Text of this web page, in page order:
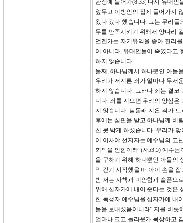
관정에 들어가(8:33) 다시 유대인
앞두고 이방인의 집에 들어가지
왔다 갔다 했습니다. 그는 무리들
두를 만족시키기 위해서 양다리
언젠가는 자기유익을 좇아 진리
이 아니라, 유대인들이 죽였다고
하지 않습니다.
둘째, 하나님께서 하나뿐인 아들
우리가 저지른 죄가 얼마나 무서
하지 않습니다. 그러나 죄는 결코
니다. 죄를 지으면 우리의 양심은
지 않습니다. 남몰래 지은 죄가
후에는 심판을 받고 하나님께 버
신 못 박게 하셨습니다. 우리가
이 이사야 선지자는 예수님의 고
죄악을 인함이라"(사53:5) 예수
을 구하기 위해 하나뿐인 아들의
막 걷기 시작했을 때 아이 손을
밤 저는 자책과 미안함과 슬픔으
위해 십자가에 내어 준다는 것은
한 독생자 예수님을 십자가에 내
들을 보내셨음이니라” 저를 비롯
얼마나 크고 놀라운가 묵상하고